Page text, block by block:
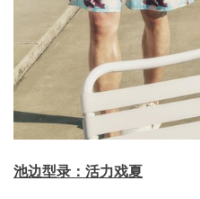
池边型录：活力戏夏